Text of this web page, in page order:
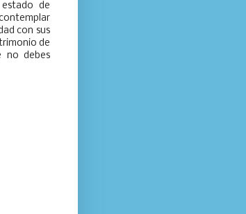
de
con sus
de
no debes